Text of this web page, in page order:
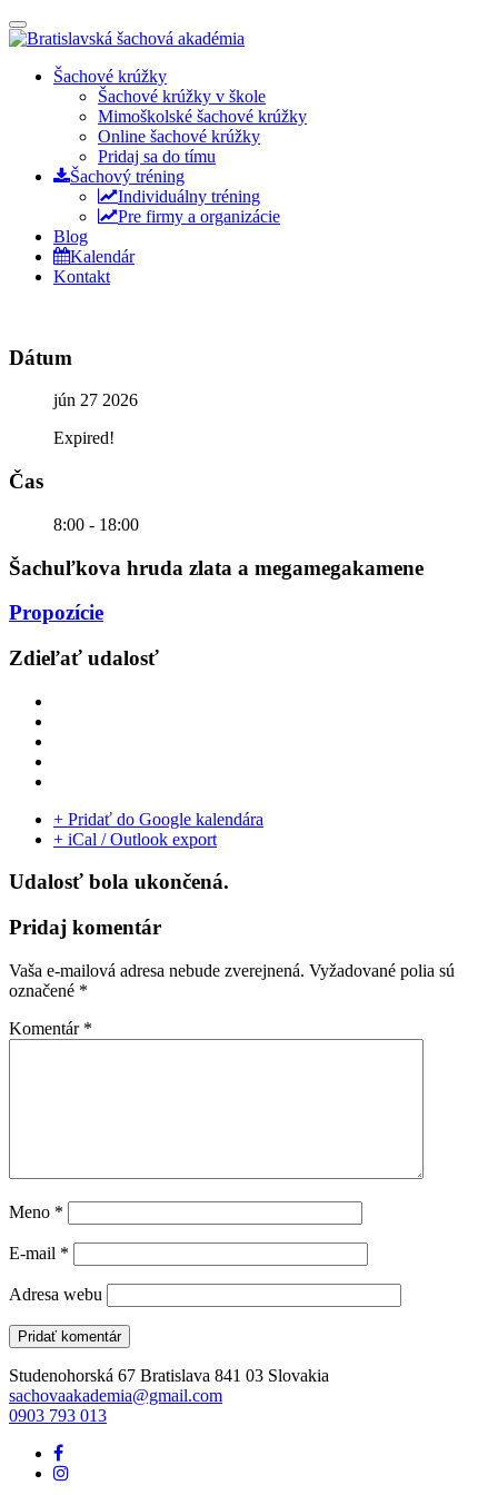
Prepínateľná
navigácia
Prejsť
Šachové krúžky
Šachové krúžky v škole
Mimoškolské šachové krúžky
Online šachové krúžky
Pridaj sa do tímu
Šachový tréning
Individuálny tréning
Pre firmy a organizácie
Blog
Kalendár
Kontakt
Dátum
jún 27 2026
Expired!
Čas
8:00 - 18:00
Šachuľkova hruda zlata a megamegakamene
Propozície
Zdieľať udalosť
+ Pridať do Google kalendára
+ iCal / Outlook export
Udalosť bola ukončená.
Pridaj komentár
Vaša e-mailová adresa nebude zverejnená. Vyžadované polia sú
označené *
Komentár *
Meno *
E-mail *
Adresa webu
Studenohorská 67 Bratislava 841 03 Slovakia
sachovaakademia@gmail.com
0903 793 013
Facebook
odkaz
Instagram